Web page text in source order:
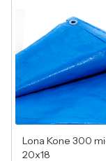
Lona Kone 300
20x18